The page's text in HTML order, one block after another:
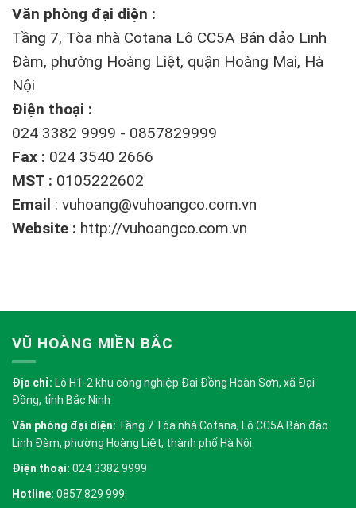
Văn phòng đại diện :
Tầng 7, Tòa nhà Cotana Lô CC5A Bán đảo Linh
Đàm, phường Hoàng Liệt, quận Hoàng Mai, Hà
Nội
Điện thoại :
024 3382 9999 - 0857829999
Fax : 024 3540 2666
MST : 0105222602
Email : vuhoang@vuhoangco.com.vn
Website : http://vuhoangco.com.vn
VŨ HOÀNG MIỀN BẮC
Địa chỉ: Lô H1-2 khu công nghiệp Đại Đồng Hoàn Sơn, xã Đại
Đồng, tỉnh Bắc Ninh
Văn phòng đại diện: Tầng 7 Tòa nhà Cotana, Lô CC5A Bán đảo
Linh Đàm, phường Hoàng Liệt, thành phố Hà Nội
Điện thoại: 024 3382 9999
Hotline: 0857 829 999